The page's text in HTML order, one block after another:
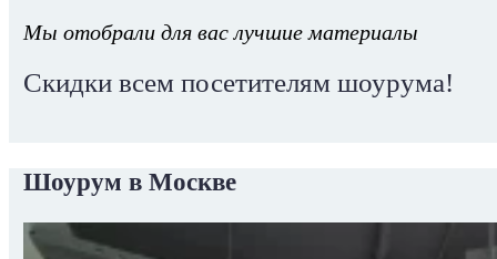
Мы отобрали для вас лучшие материалы
Скидки всем посетителям шоурума!
Шоурум в Москве